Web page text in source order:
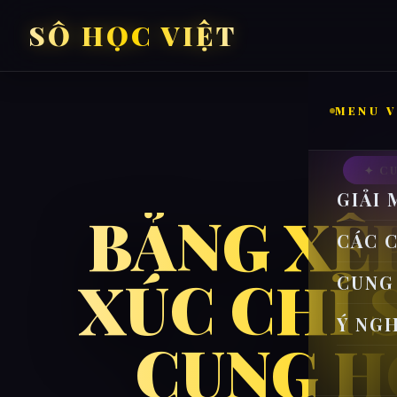
SỐ HỌC VIỆT
MENU
GIẢI
CÁC
Ý
✦
BẢNG
XÚC CHỈ
CUNG